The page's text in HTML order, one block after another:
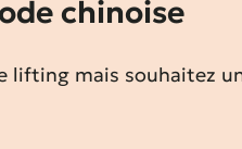
chinoise
lifting mais souhaitez